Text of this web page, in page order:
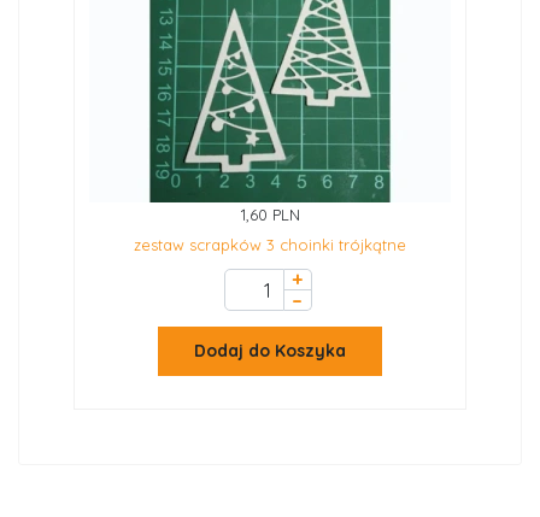
1,60 PLN
zestaw scrapków 3 choinki trójkątne
+
–
Dodaj do Koszyka